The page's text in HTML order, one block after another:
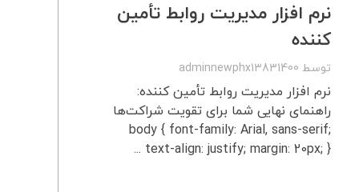
نرم‌ افزار مدیریت روابط تأمین‌
کننده
توسط adminnewphx13831400
نرم‌ افزار مدیریت روابط تأمین ‌کننده:
راهنمای نهایی شما برای تقویت شراکت‌ها
body { font-family: Arial, sans-serif;
text-align: justify; margin: 20px; } ...